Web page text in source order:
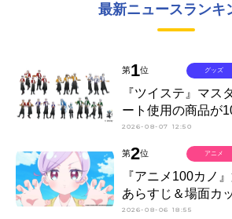
最新ニュースランキ
第1位
『ツイステ』マス
ート使用の商品が
2026-08-07 12:50
グッズ
第2位
『アニメ100カノ
あらすじ＆場面カ
2026-08-06 18:55
アニメ